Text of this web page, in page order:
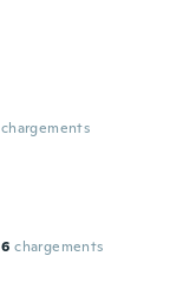
chargements
6 chargements